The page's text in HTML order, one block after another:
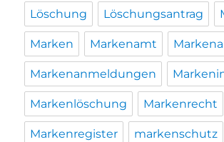
Löschung Löschungsantrag
Marken Markenamt
Markenanmeldungen
Markenlöschung Markenrecht
Markenregister markenschutz